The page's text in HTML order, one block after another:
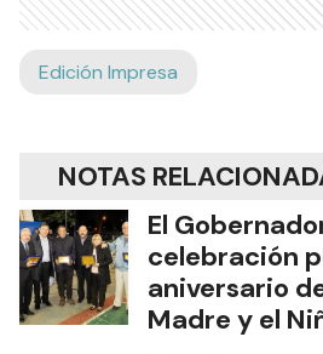
Edición Impresa
NOTAS
El
celebración
aniversario
Madre y el